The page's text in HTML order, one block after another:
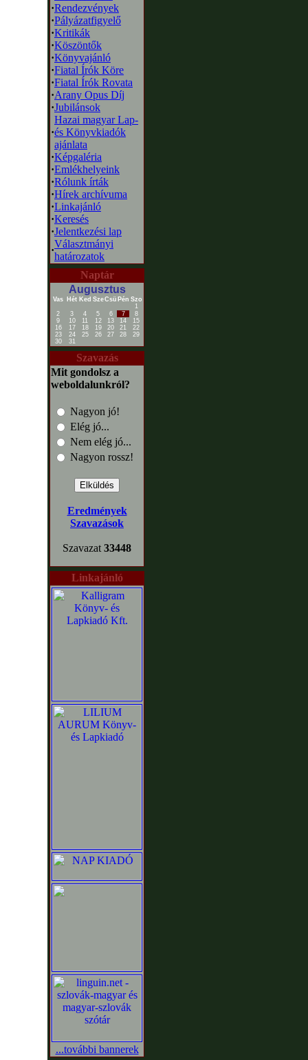
·Rendezvények
·Pályázatfigyelő
·Kritikák
·Köszöntők
·Könyvajánló
·Fiatal Írók Köre
·Fiatal Írók Rovata
·Arany Opus Díj
·Jubilánsok
·
Hazai magyar Lap-
és Könyvkiadók
ajánlata
·Képgaléria
·Emlékhelyeink
·Rólunk írták
·Hírek archívuma
·Linkajánló
·Keresés
·Jelentkezési lap
·
Választmányi
határozatok
Naptár
Augusztus
Vas Hét Ked SzeCsü Pén Szo
1
2
3 4 5 6 7
8
9
10 11 12 13 14
15
16
17 18 19 20 21
22
23
24 25 26 27 28
29
30
31
Szavazás
Mit gondolsz a
weboldalunkról?
Nagyon jó!
Elég jó...
Nem elég jó...
Nagyon rossz!
Eredmények
Szavazások
Szavazat 33448
Linkajánló
...további bannerek